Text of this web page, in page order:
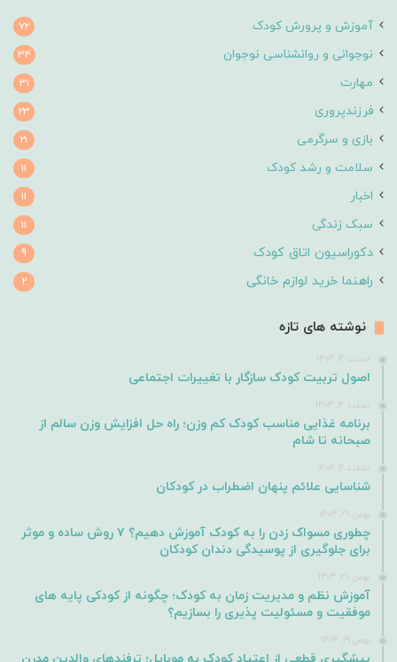
آموزش و پرورش کودک 72
نوجوانی و روانشناسی نوجوان 34
مهارت 31
فرزندپروری 23
بازی و سرگرمی 21
سلامت و رشد کودک 11
اخبار 11
سبک زندگی 11
دکوراسیون اتاق کودک 9
راهنما خرید لوازم خانگی 2
نوشته های تازه
اسفند 4, 1404
اصول تربیت کودک سازگار با تغییرات اجتماعی
اسفند 3, 1404
برنامه غذایی مناسب کودک کم وزن؛ راه حل افزایش وزن سالم از
صبحانه تا شام
اسفند 2, 1404
شناسایی علائم پنهان اضطراب در کودکان
بهمن 29, 1404
چطوری مسواک زدن را به کودک آموزش دهیم؟ ۷ روش ساده و موثر
برای جلوگیری از پوسیدگی دندان کودکان
بهمن 27, 1404
آموزش نظم و مدیریت زمان به کودک؛ چگونه از کودکی پایه های
موفقیت و مسئولیت پذیری را بسازیم؟
بهمن 19, 1404